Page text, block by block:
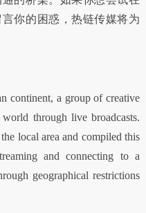
你的困惑，热链传媒将为
continent, a group of creative
through live broadcasts.
local area and compiled this
and connecting to a
geographical restrictions